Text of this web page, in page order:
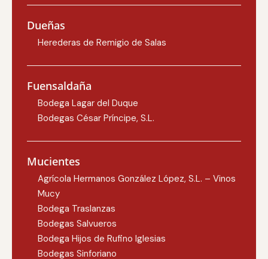
Dueñas
Herederas de Remigio de Salas
Fuensaldaña
Bodega Lagar del Duque
Bodegas César Príncipe, S.L.
Mucientes
Agrícola Hermanos González López, S.L. – Vinos
Mucy
Bodega Traslanzas
Bodegas Salvueros
Bodega Hijos de Rufino Iglesias
Bodegas Sinforiano